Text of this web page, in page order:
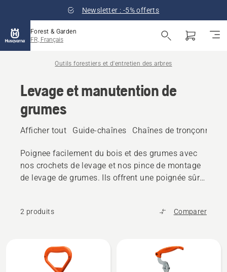
Newsletter : -5% offerts
Forest & Garden
FR, Français
Outils forestiers et d'entretien des arbres
Levage et manutention de
grumes
Afficher tout Guide-chaînes Chaînes de
Poignee facilement du bois et des grumes avec
nos crochets de levage et nos pince de montage
de levage de grumes. Ils offrent une poignée sûre
2 produits Comparer